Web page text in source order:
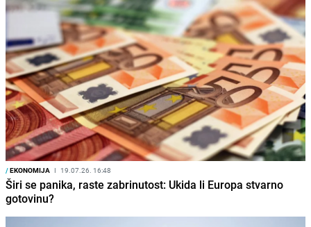
/EKONOMIJA I 19.07.26. 16:48
Širi se panika, raste zabrinutost: Ukida li Europa stvarno
gotovinu?